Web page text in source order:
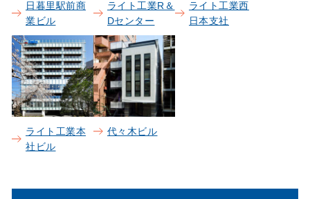
日暮里駅前商
業ビル
ライト工業R＆
Dセンター
ライト工業西
日本支社
ライト工業本
社ビル
代々木ビル